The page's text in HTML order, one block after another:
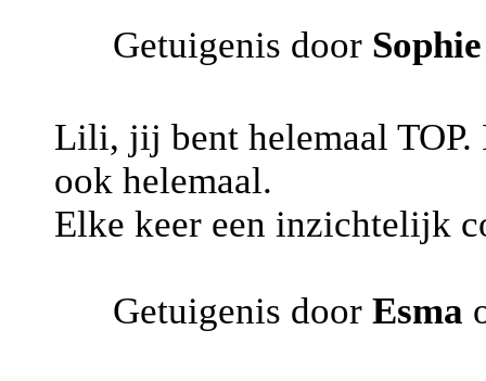
Getuigenis door Sophie
Lili, jij bent helemaal TOP.
ook helemaal.
Elke keer een inzichtelijk
Getuigenis door Esma